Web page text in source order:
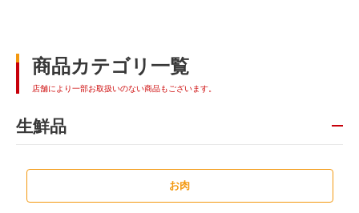
商品カテゴリ一覧
店舗により一部お取扱いのない商品もございます。
生鮮品
お肉